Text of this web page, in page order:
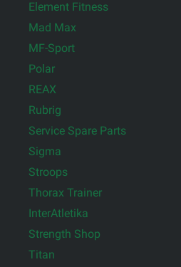
Element Fitness
Mad Max
MF-Sport
Polar
REAX
Rubrig
Service Spare Parts
Sigma
Stroops
Thorax Trainer
InterAtletika
Strength Shop
Titan